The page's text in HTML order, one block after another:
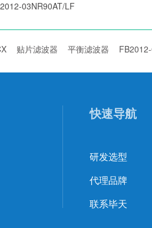
03NR90AT/LF
贴片滤波器 平衡滤波器
快速导航
研发选型
代理品牌
联系毕天